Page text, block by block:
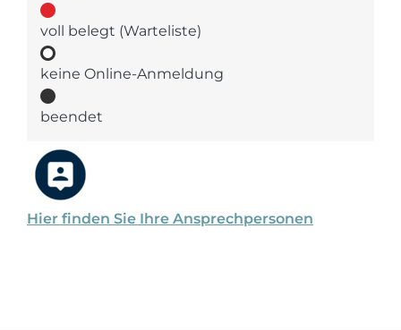
Hier finden Sie Ihre Ansprechpersonen
voll belegt (Warteliste)
keine Online-Anmeldung
beendet